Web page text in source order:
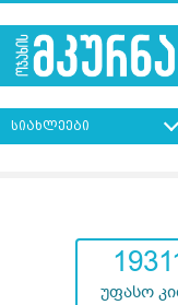
სიახლეები
უფასო